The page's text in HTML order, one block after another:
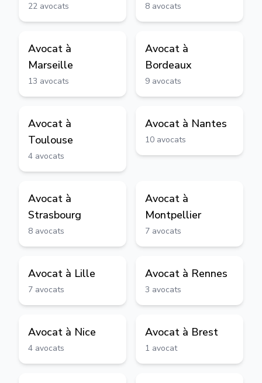
22 avocats 8 avocats
Avocat à
Marseille
13 avocats
Avocat à
Bordeaux
9 avocats
Avocat à
Toulouse
4 avocats
Avocat à Nantes
10 avocats
Avocat à
Strasbourg
8 avocats
Avocat à
Montpellier
7 avocats
Avocat à Lille
7 avocats
Avocat à Rennes
3 avocats
Avocat à Nice
4 avocats
Avocat à Brest
1 avocat